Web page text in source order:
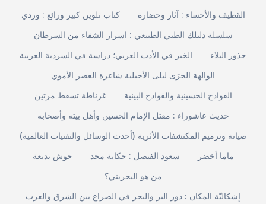
كتاب تلوين كبير ورائع : وردي
القطيف والأحساء : آثار وحضارة
سلسلة دليلك الطبي الطبيعي : اسرار الشفاء من السرطان
الخبر في الأدب العربي؛ دراسة في السردية العربية
جذور البلاء
الوالهة الحرَى ليلى الأخيلية شاعرة العصر الأموي
غرناطة تسقط مرتين
الفوادح الحسينية والقوادح البينية
حديث عاشوراء : مقتل الإمام الحسين وأهل بيته وأصحابه
صيانة وترميم المكتشفات الأثرية (أحدث الوسائل والتقنيات العالمية)
حوش بديعة
سعود الفيصل : حكاية مجد
ماما أخضر
من هو البحريني؟
إشكاليّة المكان : دور البر والبحر في الصراع بين الشرق والغرب